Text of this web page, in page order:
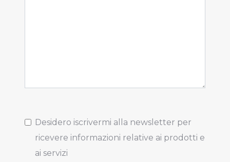
Desidero iscrivermi alla newsletter per
ricevere informazioni relative ai prodotti e
ai servizi